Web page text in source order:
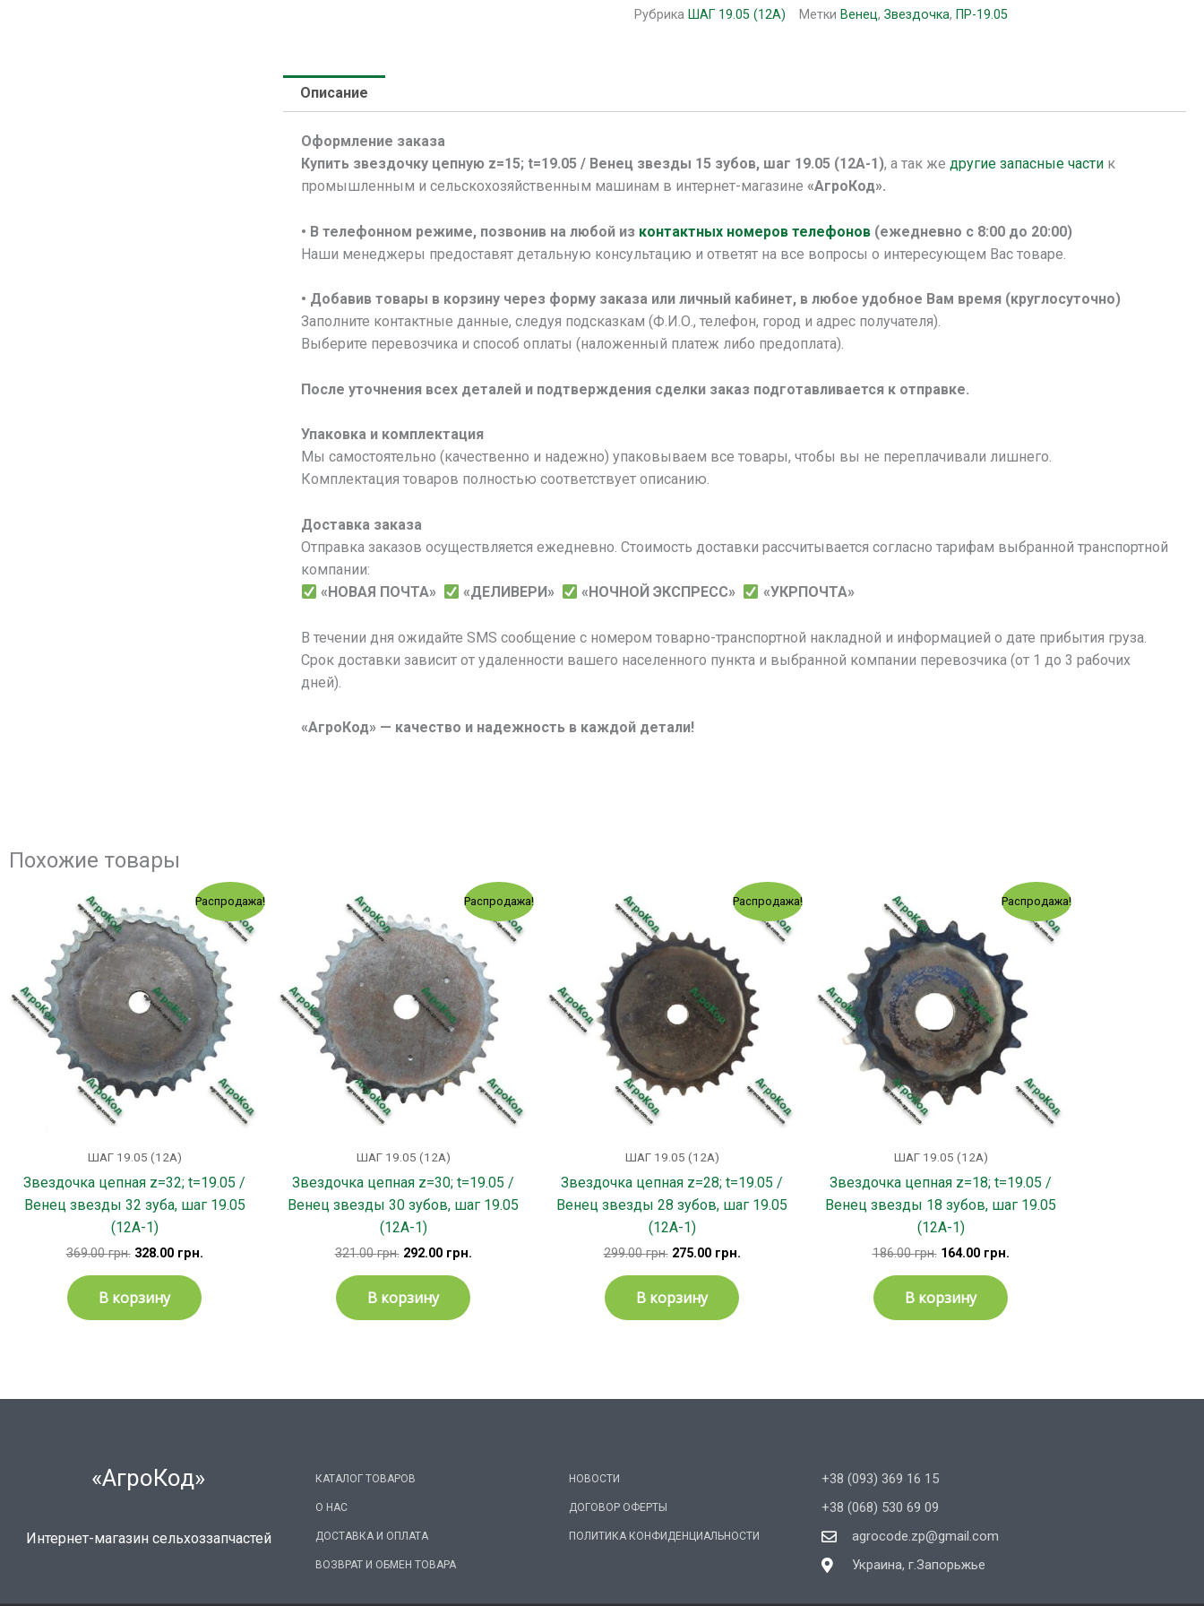
Рубрика ШАГ 19.05 (12А) Метки Венец,Звездочка, ПР-19.05
Описание
Оформление заказа
Купить звездочку цепную z=15; t=19.05 / Венец звезды 15 зубов, шаг 19.05 (12А-1), а так же другие запасные частик
промышленным и сельскохозяйственным машинам в интернет-магазине «АгроКод».
• В телефонном режиме, позвонив на любой из контактных номеров телефонов (ежедневно с 8:00 до 20:00)
Наши менеджеры предоставят детальную консультацию и ответят на все вопросы о интересующем Вас товаре.
• Добавив товары в корзину через форму заказа или личный кабинет, в любое удобное Вам время (круглосуточно)
Заполните контактные данные, следуя подсказкам (Ф.И.О., телефон, город и адрес получателя).
Выберите перевозчика и способ оплаты (наложенный платеж либо предоплата).
После уточнения всех деталей и подтверждения сделки заказ подготавливается к отправке.
Упаковка и комплектация
Мы самостоятельно (качественно и надежно) упаковываем все товары, чтобы вы не переплачивали лишнего.
Комплектация товаров полностью соответствует описанию.
Доставка заказа
Отправка заказов осуществляется ежедневно. Стоимость доставки рассчитывается согласно тарифам выбранной транспортной
компании:
«НОВАЯ ПОЧТА»
«ДЕЛИВЕРИ» «НОЧНОЙ ЭКСПРЕСС» «УКРПОЧТА»
В течении дня ожидайте SMS сообщение с номером товарно-транспортной накладной и информацией о дате прибытия груза.
Срок доставки зависит от удаленности вашего населенного пункта и выбранной компании перевозчика (от 1 до 3 рабочих
дней).
«АгроКод» — качество и надежность в каждой детали!
Похожие товары
Распродажа!
ШАГ 19.05 (12А)
Звездочка цепная z=32; t=19.05 /
Венец звезды 32 зуба, шаг 19.05
(12А-1)
369.00грн.
Первоначальная
цена
составляла
369.00 грн..
328.00 грн.
Текущая
цена:
328.00 грн..
В корзину
Распродажа!
ШАГ 19.05 (12А)
Звездочка цепная z=30; t=19.05 /
Венец звезды 30 зубов, шаг 19.05
(12А-1)
321.00грн.
Первоначальная
составляла
321.00 грн..
292.00 грн.
Текущая
цена:
292.00 грн..
В корзину
Распродажа!
ШАГ 19.05 (12А)
Звездочка цепная z=28; t=19.05 /
Венец звезды 28 зубов, шаг 19.05
(12А-1)
299.00грн.
Первоначальная
299.00 грн..
275.00 грн.
Текущая
цена:
275.00 грн..
В корзину
Распродажа!
ШАГ 19.05 (12А)
Звездочка цепная z=18; t=19.05 /
Венец звезды 18 зубов, шаг 19.05
(12А-1)
186.00грн.
Первоначальная
составляла
186.00 грн..
164.00 грн.
Текущая
цена:
164.00 грн..
В корзину
«АгроКод»
Интернет-магазин сельхоззапчастей
КАТАЛОГ ТОВАРОВ
О НАС
ДОСТАВКА И ОПЛАТА
ВОЗВРАТ И ОБМЕН ТОВАРА
НОВОСТИ
ДОГОВОР ОФЕРТЫ
ПОЛИТИКА КОНФИДЕНЦИАЛЬНОСТИ
+38 (093) 369 16 15
+38 (068) 530 69 09
agrocode.zp@gmail.com
Украина, г.Запорьжье